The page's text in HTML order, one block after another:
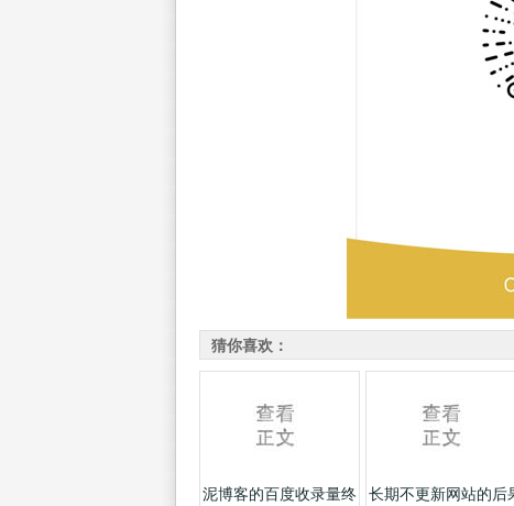
猜你喜欢：
泥博客的百度收录量终
长期不更新网站的后